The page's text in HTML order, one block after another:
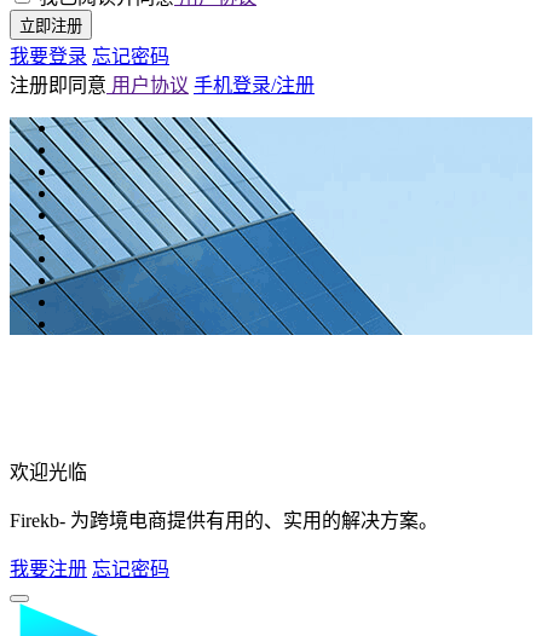
立即注册
我要登录 忘记密码
注册即同意 用户协议 手机登录/注册
欢迎光临
Firekb- 为跨境电商提供有用的、实用的解决方案。
我要注册 忘记密码